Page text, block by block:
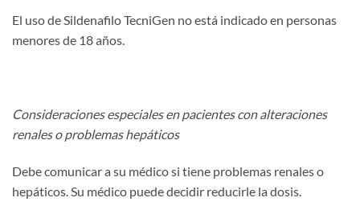
El uso de Sildenafilo TecniGen no está indicado en personas
menores de 18 años.
Consideraciones especiales en pacientes con alteraciones
renales o problemas hepáticos
Debe comunicar a su médico si tiene problemas renales o
hepáticos. Su médico puede decidir reducirle la dosis.